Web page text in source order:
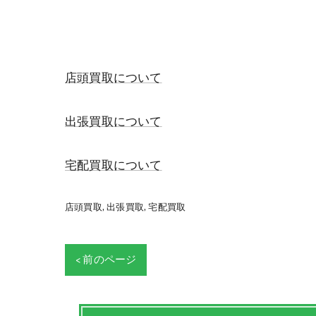
店頭買取について
出張買取について
宅配買取について
店頭買取 出張買取 宅配買取
< 前のページ